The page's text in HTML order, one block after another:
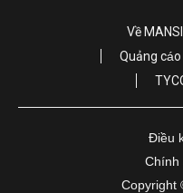
Về
Quảng cáo
Điều
Chính
Copyright